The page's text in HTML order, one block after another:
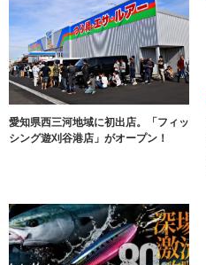
愛知県西三河地域に初出店。「フィッ
シング遊刈谷港店」がオープン！